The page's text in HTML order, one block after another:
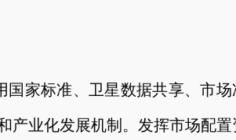
国家标准、卫星数据共享、市场
产业化发展机制。发挥市场配置